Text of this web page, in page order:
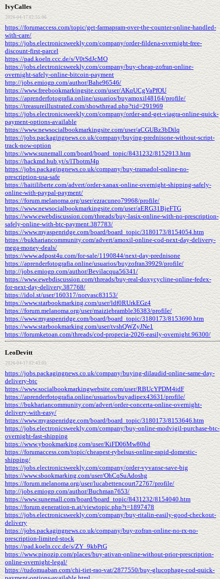
IvyCalles
2026-04-17 02:55:06
https://forumaccess.com/topic/get-farmapram-over-the-counter-online-handled-
with-care/
https://jobs.electronicsweekly.com/company/order-fildena-overnight-free-
discount-first-parcel
https://pad.koeln.ccc.de/s/V0tSdJcMO
https://jobs.electronicsweekly.com/company/buy-cheap-zofran-online-
overnight-safely-online-bitcoin-payment
http://jobs.emiogp.com/author/Bahe96546/
https://www.freebookmarkingsite.com/user/AKqUCgVaPfOU
https://aprenderfotografia.online/usuarios/buyamoxil48164/profile/
https://treasureillustrated.com/showthread.php?tid=291969
https://jobs.electronicsweekly.com/company/order-and-get-viagra-online-quick-
payment-options-available
https://www.newsocialbookmarkingsite.com/user/aCGUBz3bDilq
https://jobs.packagingnews.co.uk/company/buying-prednisone-without-script-
track-now-option
https://www.sunemall.com/board/board_topic/8431232/8152913.htm
https://hackmd.hub.yt/s/lTbotmJ4p
https://jobs.packagingnews.co.uk/company/buy-tramadol-online-no-
prescription-usa-safe
https://haitiliberte.com/advert/order-xanax-online-overnight-shipping-safely-
online-with-paypal-payment/
https://forum.melanoma.org/user/ezracuneo79968/profile/
https://www.newsocialbookmarkingsite.com/user/aERG31BjeFTG
https://www.ewebdiscussion.com/threads/buy-lasix-online-with-no-prescription-
safely-online-with-btc-payment.387783/
https://www.myaspenridge.com/board/board_topic/3180173/8154054.htm
https://bukhariancommunity.com/advert/amoxil-online-cod-next-day-delivery-
mega-money-deals/
https://www.adpost4u.com/for-sale/1190844/next-day-prednisone
https://aprenderfotografia.online/usuarios/buyzofran39929/profile/
http://jobs.emiogp.com/author/Bevilacqua56341/
https://www.ewebdiscussion.com/threads/buy-real-doxycycline-online-fedex-
for-next-day-delivery.387768/
https://idol.st/user/160317/norvasc83153/
https://www.starbookmarking.com/user/ldf0RUrkEGz4
https://forum.melanoma.org/user/maiziebramble36383/profile/
https://www.myaspenridge.com/board/board_topic/3180173/8153690.htm
https://www.starbookmarking.com/user/tvshQWZyJNe1
https://forumketoan.com/threads/cod-propecia-2026-easily-overnight.96300/
LeoDevitt
2026-04-17 02:43:05
https://jobs.packagingnews.co.uk/company/buying-dilaudid-online-same-day-
delivery-btc
https://www.socialbookmarkingwebsite.com/user/RBUcYPDM4idF
https://aprenderfotografia.online/usuarios/buyadipex43631/profile/
https://bukhariancommunity.com/advert/order-concerta-online-overnight-
delivery-with-easy/
https://www.myaspenridge.com/board/board_topic/3180173/8153646.htm
https://jobs.electronicsweekly.com/company/buy-online-modvigil-purchase-btc-
overnight-fast-shipping
https://www.ybookmarking.com/user/KiFD06Mw80hd
https://forumaccess.com/topic/cheapest-rybelsus-online-rapid-domestic-
shipping/
https://jobs.electronicsweekly.com/company/order-vyvanse-save-big
https://www.sbookmarking.com/user/OhCqSuAdoshg
https://forum.melanoma.org/user/lucabettencourt72767/profile/
http://jobs.emiogp.com/author/Buchman7653/
https://www.sunemall.com/board/board_topic/8431232/8154040.htm
https://forum.generation-n.at/viewtopic.php?t=1897478
https://jobs.electronicsweekly.com/company/buy-ritalin-easily-good-checkout-
delivery
https://jobs.packagingnews.co.uk/company/buy-zofran-online-no-rx-no-
prescription-limited-stock
https://pad.koeln.ccc.de/s/ZY_9kbPtG
https://www.pinozip.com/places/buy-ativan-online-without-prior-prescription-
online-overnight-legal/
https://tudomuaban.com/chi-tiet-rao-vat/2877550/buy-glucophage-cod-quick-